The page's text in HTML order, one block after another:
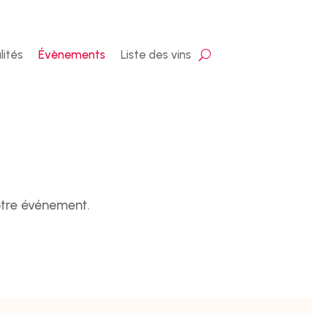
Évènements Liste des vins
événement.